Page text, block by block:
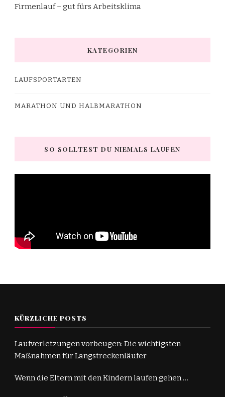
Firmenlauf – gut fürs Arbeitsklima
KATEGORIEN
LAUFSPORTARTEN
MARATHON UND HALBMARATHON
SO SOLLTEST DU NIEMALS LAUFEN
KÜRZLICHE POSTS
Laufverletzungen vorbeugen: Die wichtigsten
Maßnahmen für Langstreckenläufer
Wenn die Eltern mit den Kindern laufen gehen …